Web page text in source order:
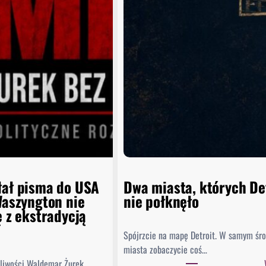
pisma do USA
nie
z ekstradycją
Dwa miasta, których
nie połknęło
Spójrzcie na mapę Detroit. W samym
miasta zobaczycie coś…